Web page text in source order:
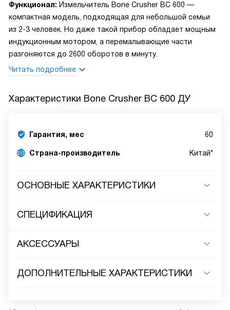
Функционал: Измельчитель Bone Crusher BC 600 —
компактная модель, подходящая для небольшой семьи
из 2-3 человек. Но даже такой прибор обладает мощным
индукционным мотором, а перемалывающие части
разгоняются до 2600 оборотов в минуту.
Читать подробнее
Характеристики Bone Crusher BC 600 ДУ
Гарантия, мес 60
Страна-производитель Китай*
ОСНОВНЫЕ ХАРАКТЕРИСТИКИ
СПЕЦИФИКАЦИЯ
АКСЕССУАРЫ
ДОПОЛНИТЕЛЬНЫЕ ХАРАКТЕРИСТИКИ